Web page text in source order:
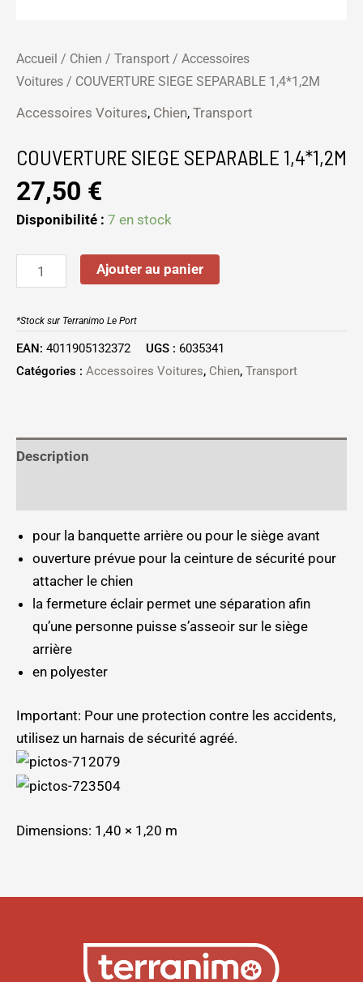
Accueil / Chien / Transport / Accessoires
Voitures / COUVERTURE SIEGE SEPARABLE 1,4*1,2M
Accessoires Voitures, Chien, Transport
COUVERTURE SIEGE SEPARABLE 1,4*1,2M
27,50 €
Disponibilité : 7 en stock
Ajouter au panier
*Stock sur Terranimo Le Port
EAN: 4011905132372 UGS : 6035341
Catégories : Accessoires Voitures, Chien, Transport
Description
pour la banquette arrière ou pour le siège avant
ouverture prévue pour la ceinture de sécurité pour
attacher le chien
la fermeture éclair permet une séparation afin
qu’une personne puisse s’asseoir sur le siège
arrière
en polyester
Important: Pour une protection contre les accidents,
utilisez un harnais de sécurité agréé.
Dimensions: 1,40 × 1,20 m